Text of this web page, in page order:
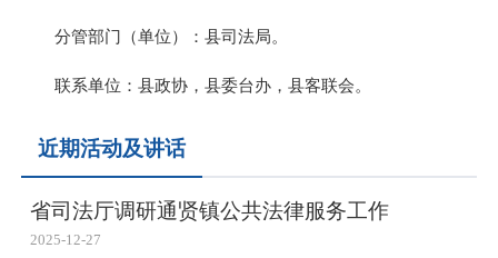
分管部门（单位）：县司法局。
联系单位：县政协，县委台办，县客联会。
近期活动及讲话
省司法厅调研通贤镇公共法律服务工作
2025-12-27